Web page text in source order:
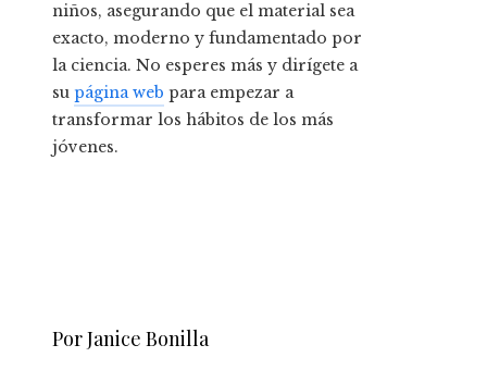
niños, asegurando que el material sea
exacto, moderno y fundamentado por
la ciencia. No esperes más y dirígete a
su página web para empezar a
transformar los hábitos de los más
jóvenes.
Por Janice Bonilla